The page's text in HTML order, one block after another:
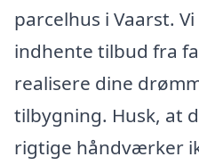
parcelhus i Vaarst.
indhente tilbud fra
realisere dine
tilbygning. Husk, at
rigtige håndværker